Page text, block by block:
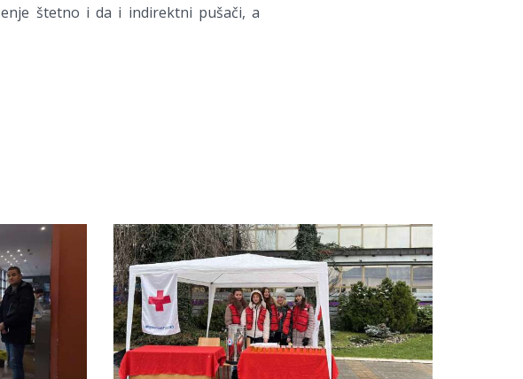
štetno i da i indirektni pušači, a